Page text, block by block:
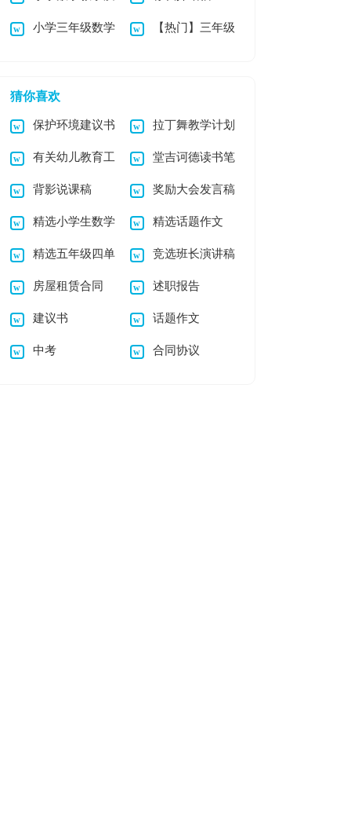
量提升方案集合13
小学三年级数学 【热门】三年级
猜你喜欢
保护环境建议书
作文合集6篇
拉丁舞教学计划
7篇
有关幼儿教育工
作计划锦集六篇
堂吉诃德读书笔
记
背影说课稿 奖励大会发言稿
精选小学生数学
日记模板集锦5篇
精选话题作文
300字集合六篇
精选五年级四单
元作文300字合集五
篇
竞选班长演讲稿
【精】
房屋租赁合同 述职报告
建议书 话题作文
中考 合同协议